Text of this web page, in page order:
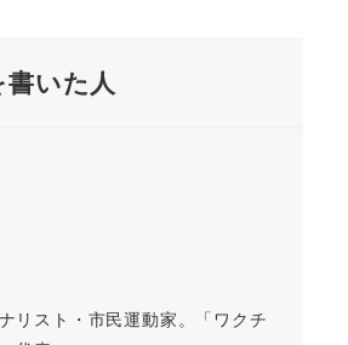
いた人
リスト・市民運動家。「ワクチ